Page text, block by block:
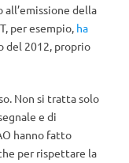
all’emissione della
per esempio, ha
del 2012, proprio
Non si tratta solo
e di
hanno fatto
per rispettare la